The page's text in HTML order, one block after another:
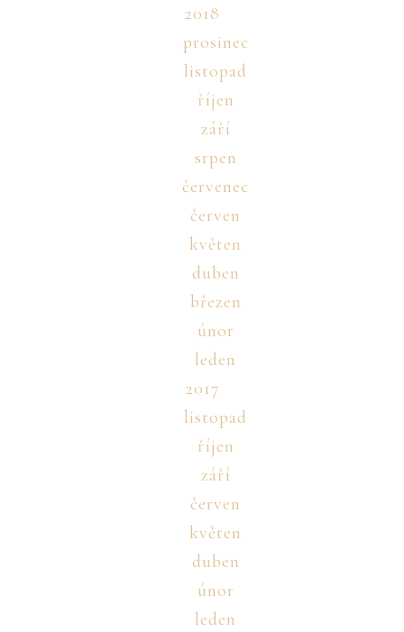
2018
prosinec
listopad
říjen
září
srpen
červenec
červen
květen
duben
březen
únor
leden
2017
listopad
říjen
září
červen
květen
duben
únor
leden